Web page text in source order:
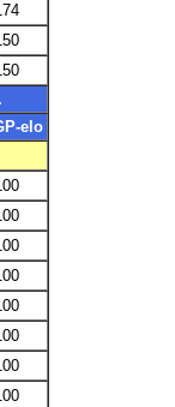
elo